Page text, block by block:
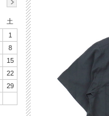
土
1
8
15
22
29